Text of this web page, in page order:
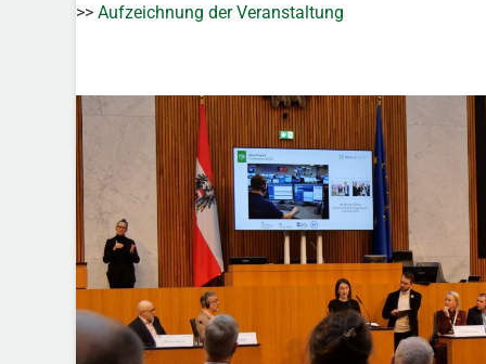
>> Aufzeichnung der Veranstaltung